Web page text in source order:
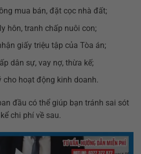
mua bán, đặt cọc nhà đất;
hôn, tranh chấp nuôi con;
giấy triệu tập của Tòa án;
dân sự, vay nợ, thừa kế;
cho hoạt động kinh doanh.
đầu có thể giúp bạn tránh sai sót
chi phí về sau.